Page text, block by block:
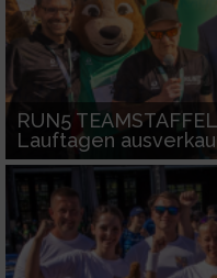
RUN5
Lauftagen